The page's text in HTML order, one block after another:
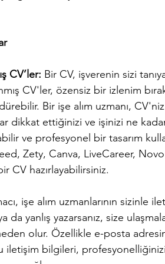
CV’ler: Bir CV, işverenin sizi
CV'ler, özensiz bir izlenim
Bir işe alım uzmanı,
dikkat ettiğinizi ve işinizi ne
ve profesyonel bir tasarım
Zety, Canva, LiveCareer,
CV hazırlayabilirsiniz.
işe alım uzmanlarının sizinle
yanlış yazarsanız, size
neden olur. Özellikle e-posta
iletişim bilgileri,